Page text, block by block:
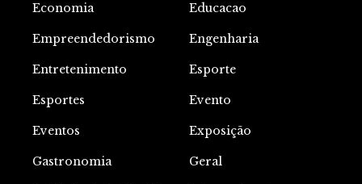
Economia Educacao
Empreendedorismo Engenharia
Entretenimento Esporte
Esportes Evento
Eventos Exposição
Gastronomia Geral